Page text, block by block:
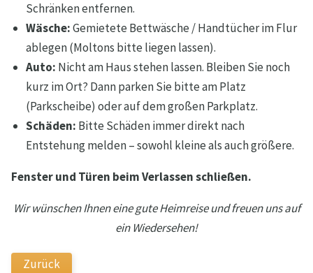
Schränken entfernen.
Wäsche:Gemietete Bettwäsche / Handtücher im Flur
ablegen (Moltons bitte liegen lassen).
Auto: Nicht am Haus stehen lassen. Bleiben Sie noch
kurz im Ort? Dann parken Sie bitte am Platz
(Parkscheibe) oder auf dem großen Parkplatz.
Schäden: Bitte Schäden immer direkt nach
Entstehung melden – sowohl kleine als auch größere.
Fenster und Türen beim Verlassen schließen.
Wir wünschen Ihnen eine gute Heimreise und freuen uns auf
ein Wiedersehen!
Zurück